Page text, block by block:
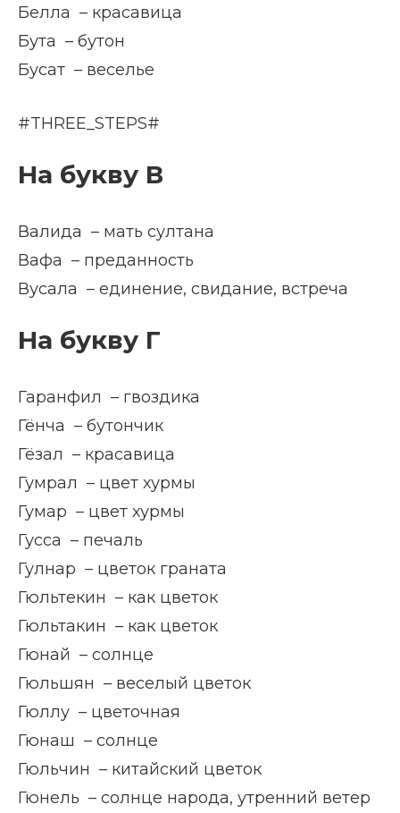
Белла – красавица
Бута – бутон
Бусат – веселье
#THREE_STEPS#
На букву В
Валида – мать султана
Вафа – преданность
Вусала – единение, свидание, встреча
На букву Г
Гаранфил – гвоздика
Гёнча – бутончик
Гёзал – красавица
Гумрал – цвет хурмы
Гумар – цвет хурмы
Гусса – печаль
Гулнар – цветок граната
Гюльтекин – как цветок
Гюльтакин – как цветок
Гюнай – солнце
Гюльшян – веселый цветок
Гюллу – цветочная
Гюнаш – солнце
Гюльчин – китайский цветок
Гюнель – солнце народа, утренний ветер